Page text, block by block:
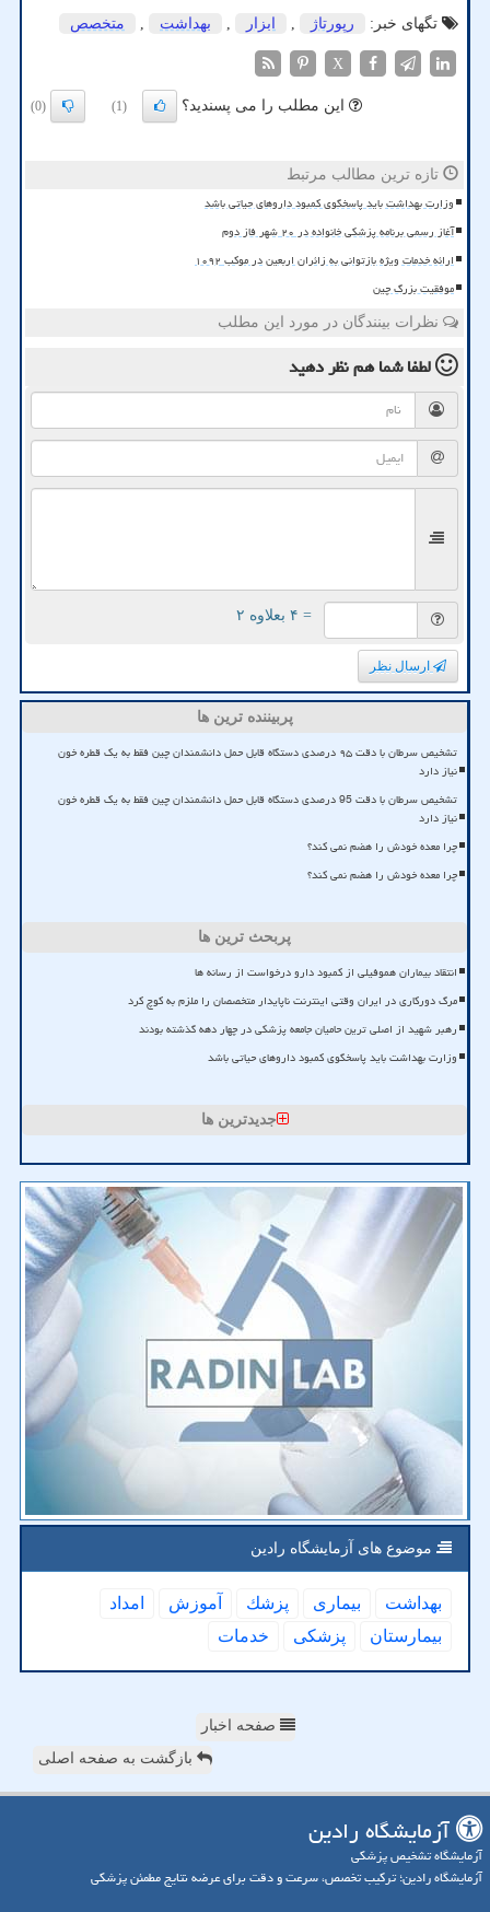
تگهای خبر:
رپورتاژ ابزار بهداشت متخصص
X
این مطلب را می پسندید؟ (1)
(0)
تازه ترین مطالب مرتبط
وزارت بهداشت باید پاسخگوی کمبود داروهای حیاتی باشد
آغاز رسمی برنامه پزشکی خانواده در ۲۰ شهر فاز دوم
ارائه خدمات ویژه بازتوانی به زائران اربعین در موکب ۱۰۹۲
موفقیت بزرگ چین
نظرات بینندگان در مورد این مطلب
لطفا شما همنظر دهید
= ۴ بعلاوه ۲
ارسال نظر
پربیننده ترین ها
تشخیص سرطان با دقت ۹۵ درصدی دستگاه قابل حمل دانشمندان چین فقط به یک قطره خون
نیاز دارد
تشخیص سرطان با دقت 95 درصدی دستگاه قابل حمل دانشمندان چین فقط به یک قطره خون
نیاز دارد
چرا معده خودش را هضم نمی کند؟
چرا معده خودش را هضم نمی کند؟
پربحث ترین ها
انتقاد بیماران هموفیلی از کمبود دارو درخواست از رسانه ها
مرگ دورکاری در ایران وقتی اینترنت ناپایدار متخصصان را ملزم به کوچ کرد
رهبر شهید از اصلی ترین حامیان جامعه پزشکی در چهار دهه گذشته بودند
وزارت بهداشت باید پاسخگوی کمبود داروهای حیاتی باشد
جدیدترین ها
موضوع های آزمایشگاه رادین
بهداشت بیماری پزشك آموزش
امداد
بیمارستان
پزشكی خدمات
صفحه اخبار
بازگشت به صفحه اصلی
آزمایشگاه رادین
آزمایشگاه تشخیص پزشکی
آزمایشگاه رادین؛ ترکیب تخصص، سرعت و دقت برای عرضه نتایج مطمئن پزشکی